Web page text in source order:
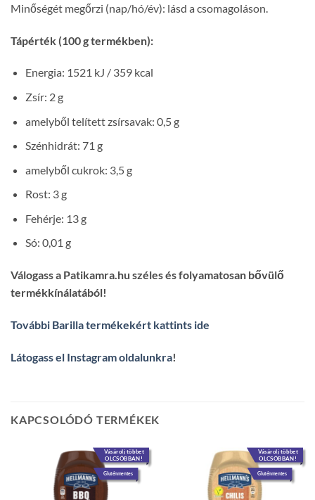
Minőségét megőrzi (nap/hó/év): lásd a csomagoláson.
Tápérték (100 g termékben):
Energia: 1521 kJ / 359 kcal
Zsír: 2 g
amelyből telített zsírsavak: 0,5 g
Szénhidrát: 71 g
amelyből cukrok: 3,5 g
Rost: 3 g
Fehérje: 13 g
Só: 0,01 g
Válogass a Patikamra.hu széles és folyamatosan bővülő
termékkínálatából!
További Barilla termékekért kattints ide
Látogass el Instagram oldalunkra!
KAPCSOLÓDÓ TERMÉKEK
Vásárolj többet
OLCSÓBBAN!
Gluténmentes
Vásárolj többet
OLCSÓBBAN!
Gluténmentes